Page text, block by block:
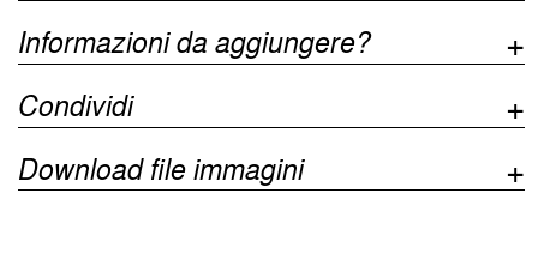
Informazioni da aggiungere?
Condividi
Download file immagini